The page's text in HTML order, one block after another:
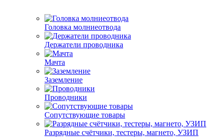
Головка молниеотвода
Держатели проводника
Мачта
Заземление
Проводники
Сопутствующие товары
Разрядные счётчики, тестеры, магнето, УЗИП